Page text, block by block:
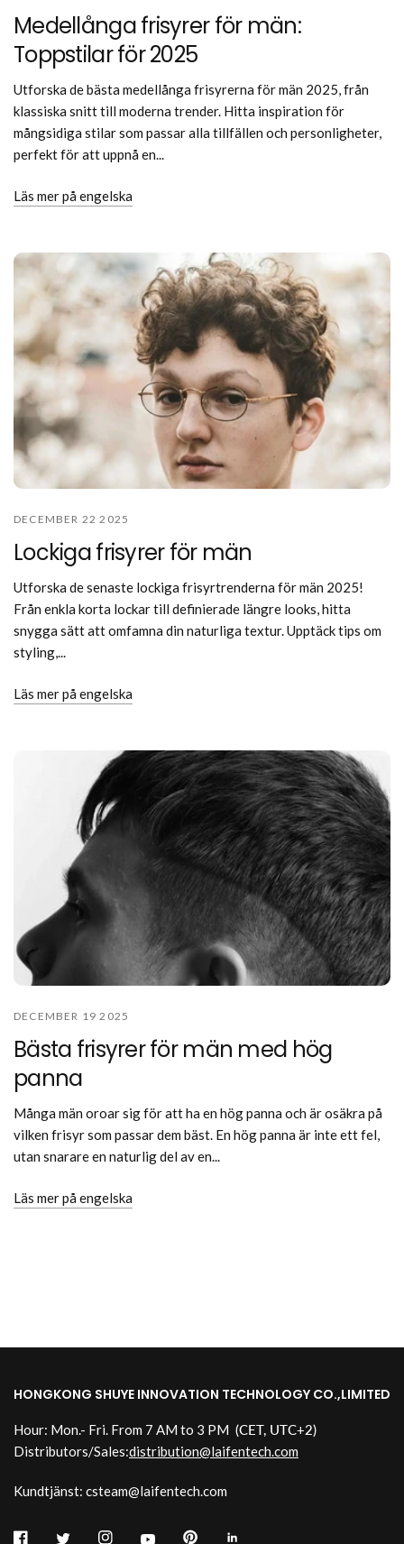
Medellånga frisyrer för män:
Toppstilar för 2025
Utforska de bästa medellånga frisyrerna för män 2025, från
klassiska snitt till moderna trender. Hitta inspiration för
mångsidiga stilar som passar alla tillfällen och personligheter,
perfekt för att uppnå en...
Läs mer på engelska
DECEMBER 22 2025
Lockiga frisyrer för män
Utforska de senaste lockiga frisyrtrenderna för män 2025!
Från enkla korta lockar till definierade längre looks, hitta
snygga sätt att omfamna din naturliga textur. Upptäck tips om
styling,...
Läs mer på engelska
DECEMBER 19 2025
Bästa frisyrer för män med hög
panna
Många män oroar sig för att ha en hög panna och är osäkra på
vilken frisyr som passar dem bäst. En hög panna är inte ett fel,
utan snarare en naturlig del av en...
Läs mer på engelska
HONGKONG SHUYE INNOVATION TECHNOLOGY CO.,LIMITED
Hour: Mon.- Fri. From 7 AM to 3 PM (CET, UTC+2)
Distributors/Sales:distribution@laifentech.com
Kundtjänst: csteam@laifentech.com